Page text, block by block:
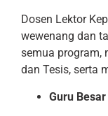
Dosen Lektor
wewenang dan
semua program,
dan Tesis, serta
Guru Besar